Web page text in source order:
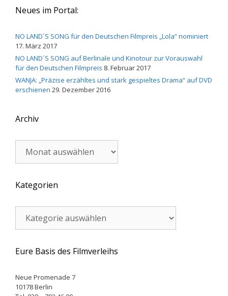
Neues im Portal:
NO LAND´S SONG für den Deutschen Filmpreis „Lola“ nominiert
17. März 2017
NO LAND´S SONG auf Berlinale und Kinotour zur Vorauswahl
für den Deutschen Filmpreis 8. Februar 2017
WANJA: „Präzise erzähltes und stark gespieltes Drama“ auf DVD
erschienen 29. Dezember 2016
Archiv
Kategorien
Eure Basis des Filmverleihs
Neue Promenade 7
10178 Berlin